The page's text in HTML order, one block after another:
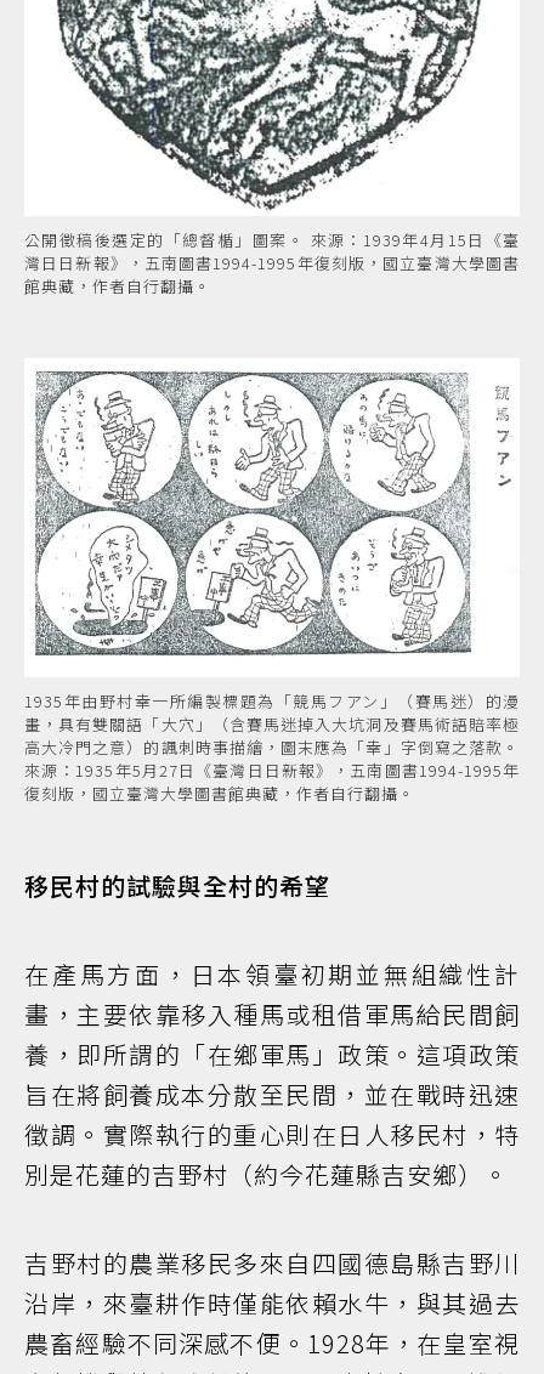
公開徵稿後選定的「總督楯」圖案。 來源：1939年4月15日《臺
灣日日新報》，五南圖書1994-1995年復刻版，國立臺灣大學圖書
館典藏，作者自行翻攝。
1935年由野村幸一所編製標題為「競馬フアン」（賽馬迷）的漫
畫，具有雙關語「大穴」（含賽馬迷掉入大坑洞及賽馬術語賠率極
高大冷門之意）的諷刺時事描繪，圖末應為「幸」字倒寫之落款。
來源：1935年5月27日《臺灣日日新報》，五南圖書1994-1995年
復刻版，國立臺灣大學圖書館典藏，作者自行翻攝。
移民村的試驗與全村的希望
在產馬方面，日本領臺初期並無組織性計
畫，主要依靠移入種馬或租借軍馬給民間飼
養，即所謂的「在鄉軍馬」政策。這項政策
旨在將飼養成本分散至民間，並在戰時迅速
徵調。實際執行的重心則在日人移民村，特
別是花蓮的吉野村（約今花蓮縣吉安鄉）。
吉野村的農業移民多來自四國德島縣吉野川
沿岸，來臺耕作時僅能依賴水牛，與其過去
農畜經驗不同深感不便。1928年，在皇室視